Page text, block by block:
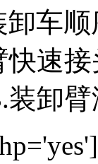
车
快速
卸